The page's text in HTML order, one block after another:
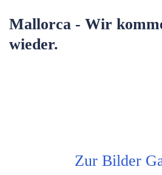
Mallorca - Wir
wieder.
Zur Bilder